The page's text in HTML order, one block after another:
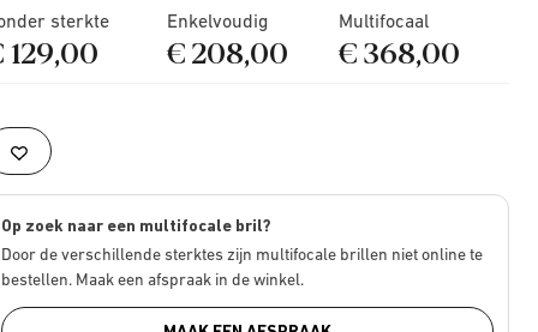
sterkte
129,00
Enkelvoudig
€ 208,00
Multifocaal
€ 368,00
Op zoek naar een multifocale bril?
Door de verschillende sterktes zijn multifocale brillen niet online te
bestellen. Maak een afspraak in de winkel.